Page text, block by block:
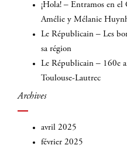
¡Hola! – Entramos en el
Amélie y Mélanie
Le Républicain – Les
sa région
Le Républicain – 160e
Toulouse-Lautrec
Archives
avril 2025
février 2025